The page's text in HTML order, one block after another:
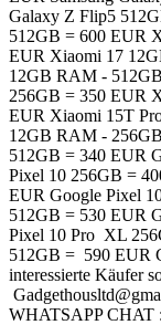
Galaxy Z Flip5
512GB = 600 EUR
EUR Xiaomi 17
12GB RAM -
256GB = 350 EUR
EUR Xiaomi 15T
12GB RAM -
512GB = 340 EUR
Pixel 10 256GB =
EUR Google Pixel
512GB = 530 EUR
Pixel 10 Pro XL
512GB = 590 EUR
interessierte Käufer
WHATSAPP CHAT